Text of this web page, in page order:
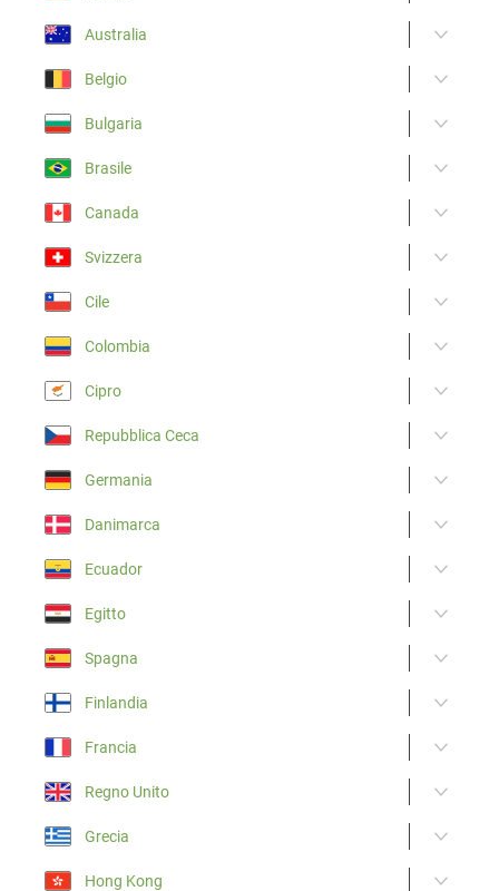
Australia
Belgio
Bulgaria
Brasile
Canada
Svizzera
Cile
Colombia
Cipro
Repubblica Ceca
Germania
Danimarca
Ecuador
Egitto
Spagna
Finlandia
Francia
Regno Unito
Grecia
Hong Kong